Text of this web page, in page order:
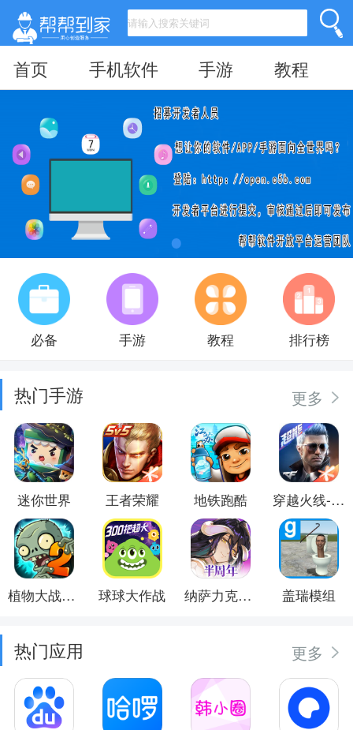
首页 手机软件 手游 教程
必备 手游 教程 排行榜
热门手游 更多
迷你世界 王者荣耀 地铁跑酷 穿越火线-枪战王者
植物大战僵尸2 球球大作战 纳萨力克之王 盖瑞模组
热门应用 更多